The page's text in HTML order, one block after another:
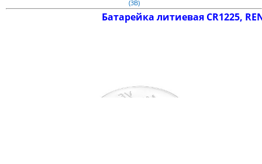
(3В)
Батарейка литиевая CR1225,